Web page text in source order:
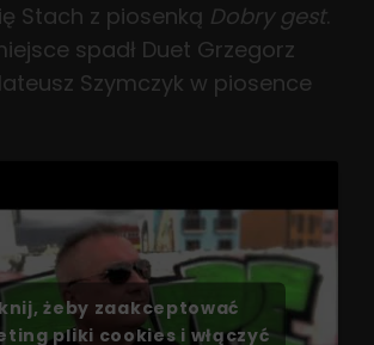
Stach z piosenką Dobry gest.
spadł Duet Grzegorz
Szymczyk w piosence
żeby zaakceptować
pliki cookies i włączyć